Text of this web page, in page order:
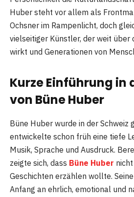
Huber steht vor allem als
Ochsner im Rampenlicht, doch
vielseitiger Künstler, der weit über
wirkt und Generationen von
Kurze Einführung in
von Büne Huber
Büne Huber wurde in der Schweiz
entwickelte schon früh eine tiefe
Musik, Sprache und Ausdruck.
zeigte sich, dass Büne Huber
Geschichten erzählen wollte.
Anfang an ehrlich, emotional und